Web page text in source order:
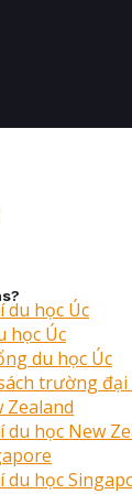
du học Úc
học Úc
du học Úc
trường đại
Zealand
du học New
du học